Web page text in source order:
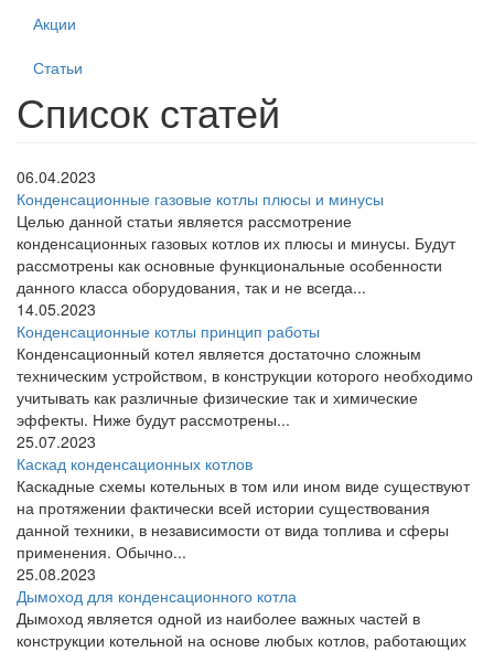
Акции
Статьи
Список статей
06.04.2023
Конденсационные газовые котлы плюсы и минусы
Целью данной статьи является рассмотрение
конденсационных газовых котлов их плюсы и минусы. Будут
рассмотрены как основные функциональные особенности
данного класса оборудования, так и не всегда...
14.05.2023
Конденсационные котлы принцип работы
Конденсационный котел является достаточно сложным
техническим устройством, в конструкции которого необходимо
учитывать как различные физические так и химические
эффекты. Ниже будут рассмотрены...
25.07.2023
Каскад конденсационных котлов
Каскадные схемы котельных в том или ином виде существуют
на протяжении фактически всей истории существования
данной техники, в независимости от вида топлива и сферы
применения. Обычно...
25.08.2023
Дымоход для конденсационного котла
Дымоход является одной из наиболее важных частей в
конструкции котельной на основе любых котлов, работающих